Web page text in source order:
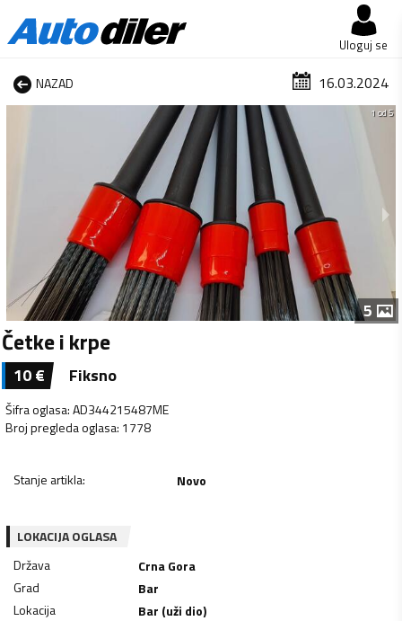
Uloguj se
NAZAD 16.03.2024
1 od 5
5
Četke i krpe
10€ Fiksno
Šifra oglasa:AD344215487ME
Broj pregleda oglasa: 1778
Stanje artikla: Novo
LOKACIJA OGLASA
Država
Crna Gora
Grad
Bar
Lokacija
Bar (uži dio)